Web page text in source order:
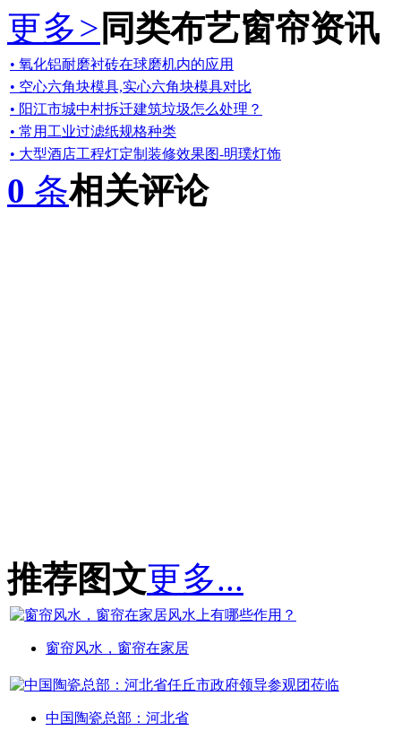
更多> 同类布艺窗帘资讯
• 氧化铝耐磨衬砖在球磨机内的应用
• 空心六角块模具,实心六角块模具对比
• 阳江市城中村拆迁建筑垃圾怎么处理？
• 常用工业过滤纸规格种类
• 大型酒店工程灯定制装修效果图-明璞灯饰
0 条相关评论
推荐图文更多...
窗帘风水，窗帘在家居
中国陶瓷总部：河北省